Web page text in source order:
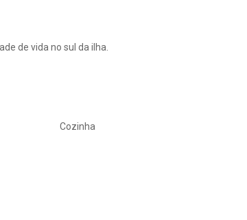
de vida no sul da ilha.
Cozinha